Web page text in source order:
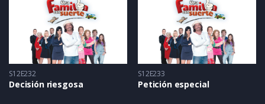
S12E232
Decisión riesgosa
S12E233
Petición especial